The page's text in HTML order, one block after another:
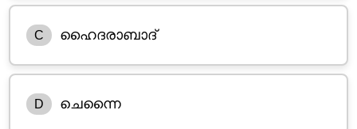
C ഹൈദരാബാദ്
D ചെന്നൈ